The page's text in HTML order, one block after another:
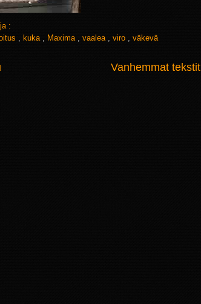
:
kuka Maxima vaalea viro väkevä
Vanhemmat tekstit